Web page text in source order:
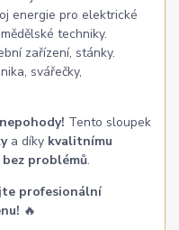
energie pro elektrické
techniky.
zařízení, stánky.
svářečky,
Tento sloupek
a díky kvalitnímu
problémů.
profesionální
🔥